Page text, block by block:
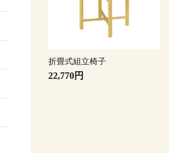
折畳式組立椅子
22,770円